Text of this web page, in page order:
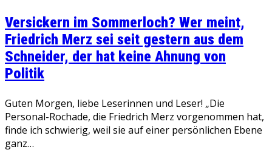
Versickern im Sommerloch? Wer meint,
Friedrich Merz sei seit gestern aus dem
Schneider, der hat keine Ahnung von
Politik
Guten Morgen, liebe Leserinnen und Leser! „Die
Personal-Rochade, die Friedrich Merz vorgenommen hat,
finde ich schwierig, weil sie auf einer persönlichen Ebene
ganz…